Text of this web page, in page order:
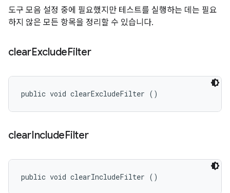
도구 모음 설정 중에 필요했지만 테스트를 실행하는 데는 필요
하지 않은 모든 항목을 정리할 수 있습니다.
clearExcludeFilter
public void clearExcludeFilter ()
clearIncludeFilter
public void clearIncludeFilter ()